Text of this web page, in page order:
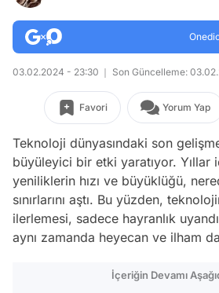
03.02.2024 - 23:30 Son Güncelleme:
Favori Yorum Yap
Teknoloji dünyasındaki son
büyüleyici bir etki yaratıyor. Yıllar
yeniliklerin hızı ve büyüklüğü,
sınırlarını aştı. Bu yüzden,
ilerlemesi, sadece hayranlık
aynı zamanda heyecan ve ilham
İçeriğin Devamı